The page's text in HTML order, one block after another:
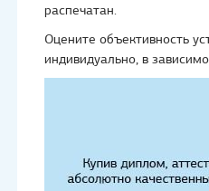
распечатан.
Оцените объективность
индивидуально, в